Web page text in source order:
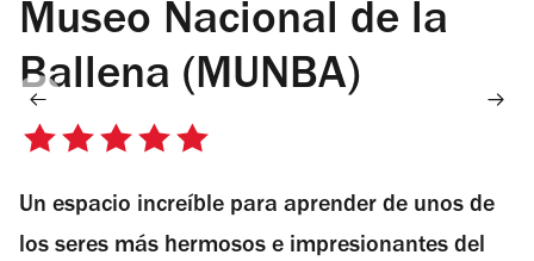
Museo Nacional de la
Ballena (MUNBA)
5
5
estrellas
Un espacio increíble para aprender de unos de
los seres más hermosos e impresionantes del